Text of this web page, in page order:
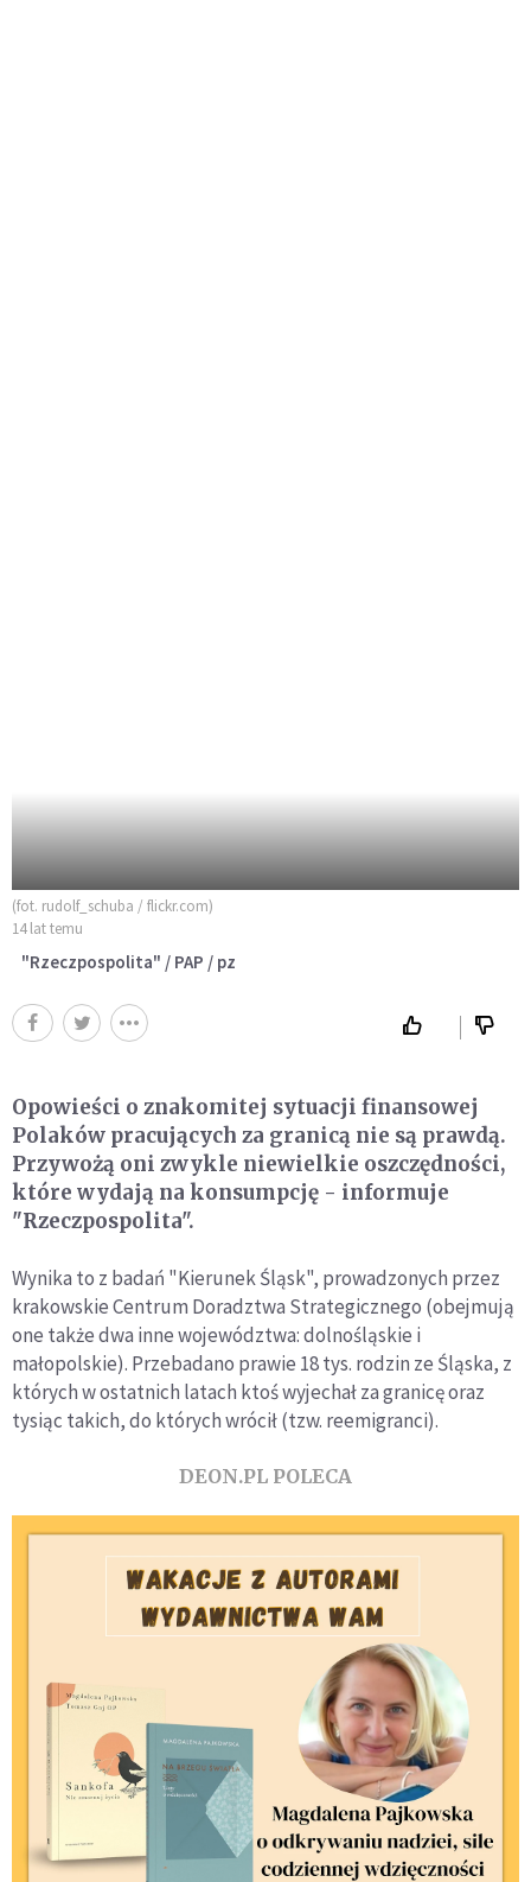
(fot. rudolf_schuba / flickr.com)
14 lat temu
"Rzeczpospolita" / PAP / pz
Opowieści o znakomitej sytuacji finansowej
Polaków pracujących za granicą nie są prawdą.
Przywożą oni zwykle niewielkie oszczędności,
które wydają na konsumpcję - informuje
"Rzeczpospolita".
Wynika to z badań "Kierunek Śląsk", prowadzonych przez
krakowskie Centrum Doradztwa Strategicznego (obejmują
one także dwa inne województwa: dolnośląskie i
małopolskie). Przebadano prawie 18 tys. rodzin ze Śląska, z
których w ostatnich latach ktoś wyjechał za granicę oraz
tysiąc takich, do których wrócił (tzw. reemigranci).
DEON.PL POLECA